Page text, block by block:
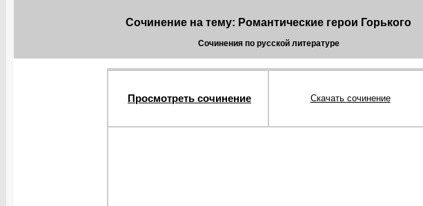
Сочинение на тему: Романтические герои Горького
Сочинения по русской литературе
Просмотреть сочинение Скачать сочинение